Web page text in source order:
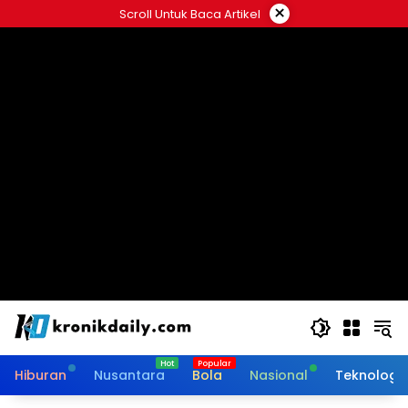
ke
Scroll Untuk Baca Artikel ×
Hiburan Nusantara Bola Nasional Teknologi